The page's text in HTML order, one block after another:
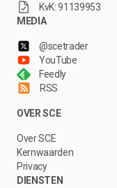
KvK: 91139953
MEDIA
@scetrader
YouTube
Feedly
RSS
OVER SCE
Over SCE
Kernwaarden
Privacy
DIENSTEN